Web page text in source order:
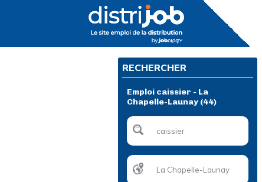
RECHERCHER
Emploi caissier - La
Chapelle-Launay (44)